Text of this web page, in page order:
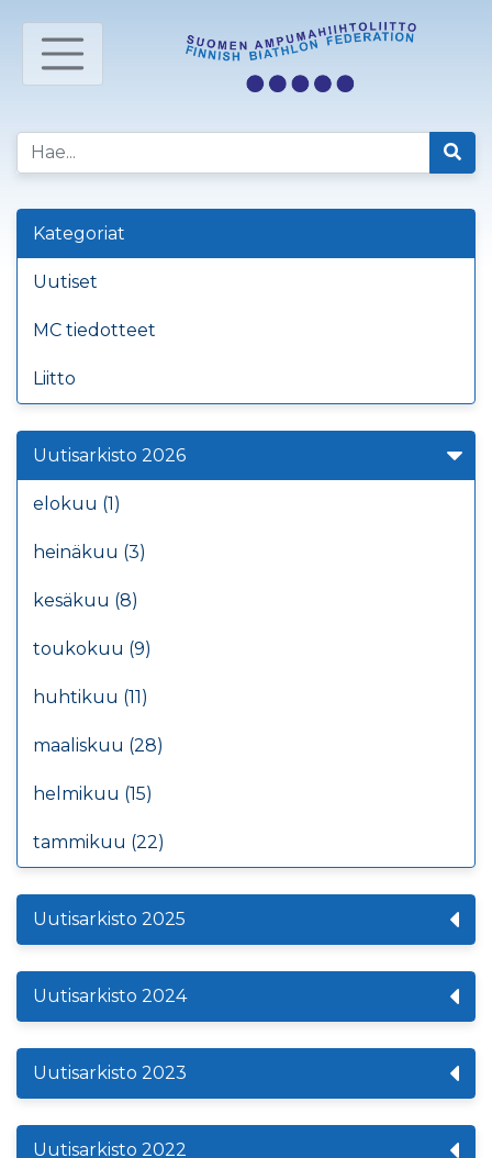
Kategoriat
Uutiset
MC tiedotteet
Liitto
Uutisarkisto 2026
elokuu (1)
heinäkuu (3)
kesäkuu (8)
toukokuu (9)
huhtikuu (11)
maaliskuu (28)
helmikuu (15)
tammikuu (22)
Uutisarkisto 2025
Uutisarkisto 2024
Uutisarkisto 2023
Uutisarkisto 2022